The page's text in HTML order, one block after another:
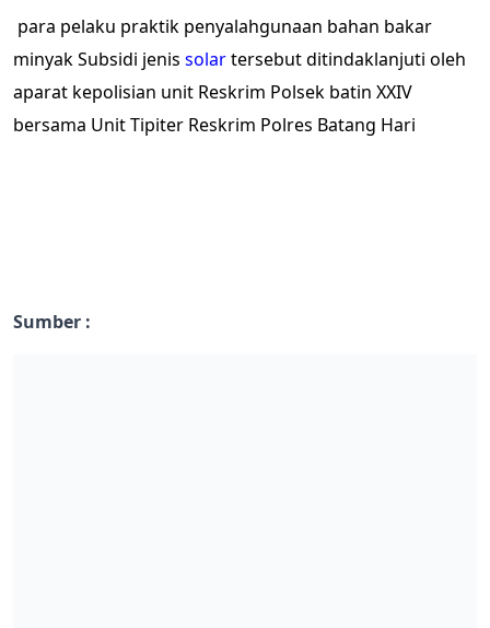
para pelaku praktik penyalahgunaan bahan bakar
minyak Subsidi jenis solartersebut ditindaklanjuti oleh
aparat kepolisian unit Reskrim Polsek batin XXIV
bersama Unit Tipiter Reskrim Polres Batang Hari
Sumber :